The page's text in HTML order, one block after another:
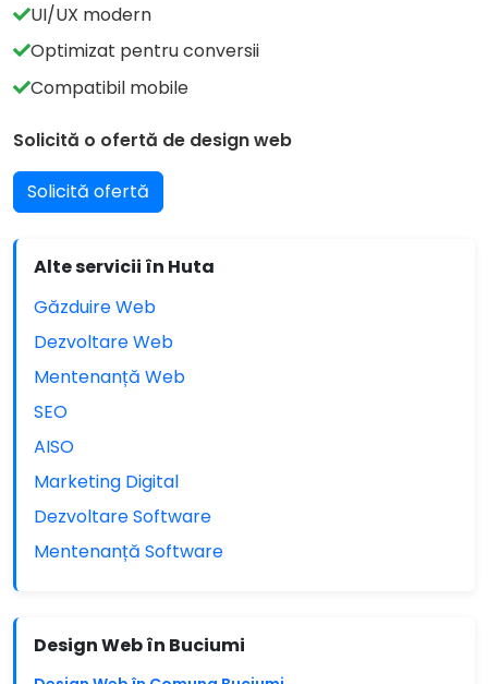
UI/UX modern
Optimizat pentru conversii
Compatibil mobile
Solicită o ofertă de design web
Solicită ofertă
Alte servicii în Huta
Găzduire Web
Dezvoltare Web
Mentenanță Web
SEO
AISO
Marketing Digital
Dezvoltare Software
Mentenanță Software
Design Web în Buciumi